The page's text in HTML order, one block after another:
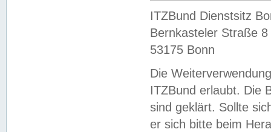
ITZBund Dienstsitz
Bernkasteler Straße 8
53175 Bonn
Die
ITZBund erlaubt. Die
sind geklärt. Sollte
er sich bitte beim